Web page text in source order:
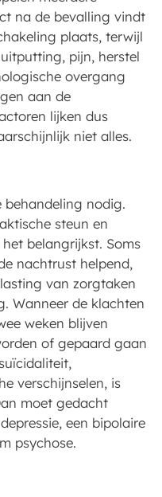
na de bevalling vindt
plaats, terwijl
pijn, herstel
overgang
aan de
lijken dus
niet alles.
behandeling nodig.
steun en
belangrijkst. Soms
nachtrust helpend,
van zorgtaken
Wanneer de klachten
weken blijven
of gepaard gaan
verschijnselen, is
moet gedacht
een bipolaire
psychose.